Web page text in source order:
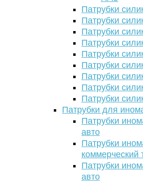
Патрубки
Патрубки
Патрубки
Патрубки
Патрубки
Патрубки
Патрубки
Патрубки
Патрубки
Патрубки для
Патрубки
авто
Патрубки
коммерческий
Патрубки
авто